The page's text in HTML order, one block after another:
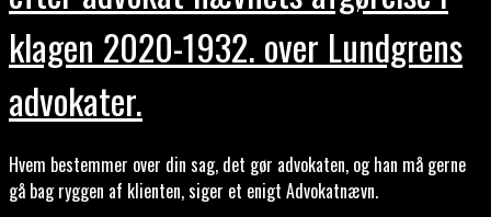
klagen 2020-1932. over Lundgrens
advokater.
Hvem bestemmer over din sag, det gør advokaten, og han må gerne
gå bag ryggen af klienten, siger et enigt Advokatnævn.